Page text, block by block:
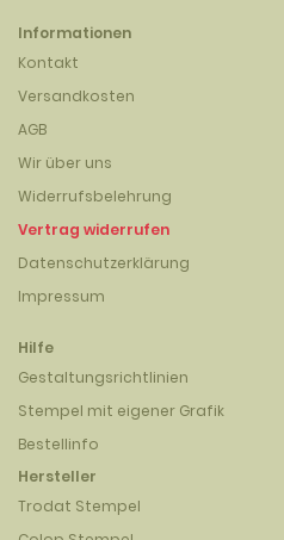
Informationen
Kontakt
Versandkosten
AGB
Wir über uns
Widerrufsbelehrung
Vertrag widerrufen
Datenschutzerklärung
Impressum
Hilfe
Gestaltungsrichtlinien
Stempel mit eigener Grafik
Bestellinfo
Hersteller
Trodat Stempel